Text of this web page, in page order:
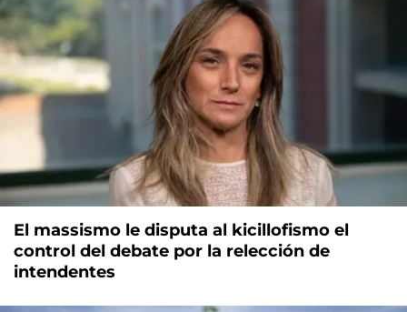
El massismo le disputa al kicillofismo el
control del debate por la relección de
intendentes